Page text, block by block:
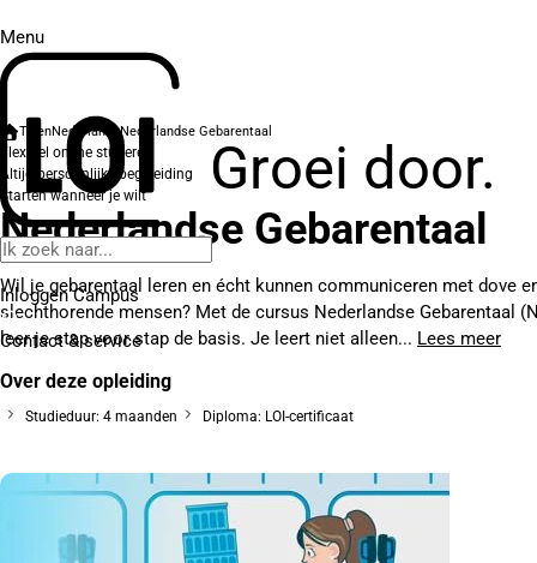
Menu
Groei door.
Inloggen Campus
Contact& service
TalenNederlandsNederlandse Gebarentaal
Flexibel online studeren
Altijd persoonlijke begeleiding
Starten wanneer je wilt
Nederlandse Gebarentaal
Wil je gebarentaal leren en écht kunnen communiceren met dove
slechthorende mensen? Met de cursus Nederlandse Gebarentaal
leer je stap voor stap de basis. Je leert niet alleen... Lees meer
Over deze opleiding
Studieduur: 4 maanden Diploma: LOI-certificaat